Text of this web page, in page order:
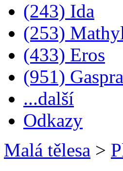
(243) Ida
(253)
(433) Eros
(951) Gaspra
...další
Odkazy
Malá tělesa >